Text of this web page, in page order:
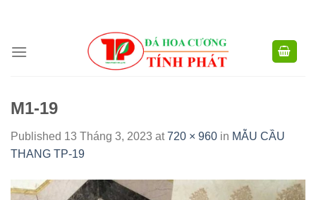
M1-19
Published 13 Tháng 3, 2023 at720 × 960 in MẪU CẦU
THANG TP-19